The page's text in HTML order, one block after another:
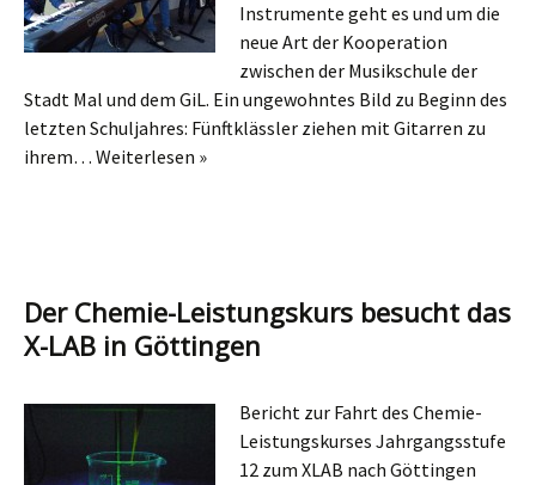
Instrumente geht es und um die
neue Art der Kooperation
zwischen der Musikschule der
Stadt Mal und dem GiL. Ein ungewohntes Bild zu Beginn des
letzten Schuljahres: Fünftklässler ziehen mit Gitarren zu
ihrem… Weiterlesen »
Der Chemie-Leistungskurs besucht das
X-LAB in Göttingen
Bericht zur Fahrt des Chemie-
Leistungskurses Jahrgangsstufe
12 zum XLAB nach Göttingen